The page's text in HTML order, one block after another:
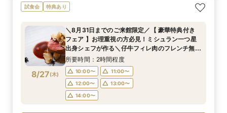
8/26(水)
＼8月31日までのご来館限定／【 豪華特典付き
フェア 】お理重視の方必見！ミシュラン一つ星
試食／ 不安解消* お2人安心相談会も◎
所要時間：2時間程度
15:00〜
16:00〜
17:00〜
18:00〜
19:00〜
フェアを予約
8/26(水)
【限定BIGフェア】お料理重視の方必見！ ミシュ
ラン一つ星出身シェフが作る 仔牛フィレ肉のフ
談会も
所要時間：2時間程度
10:00〜
11:00〜
12:00〜
13:00〜
14:00〜
フェアを予約
8/26(水)
【限定BIGフェア】お料理重視の方必見！ ミシュ
ラン一つ星出身シェフが作る 仔牛フィレ肉のフ
談会も
所要時間：2時間程度
15:00〜
16:00〜
17:00〜
18:00〜
19:00〜
フェアを予約
8/26(水)
【お仕事帰りのお二人へ♪】美食フレンチも食べ
れる、90分クイック相談会！
18:00〜
19:00〜
20:00〜
フェアを予約
試食会 特典あり
8/27(木)
＼8月31日までのご来館限定／【 豪華特典付き
フェア 】お理重視の方必見！ミシュラン一つ星
出身シェフが作る＼仔牛フィレ肉のフレンチ無料
試食／ 不安解消* お2人安心相談会も◎
所要時間：2時間程度
10:00〜
11:00〜
12:00〜
13:00〜
14:00〜